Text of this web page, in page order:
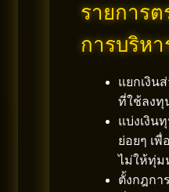
รายการ
การบริหา
แยกเงิน
ที่ใช้ลงทุ
แบ่งเงิน
ย่อยๆ เพื่
ไม่ให้ทุ่ม
ตั้งกฎกา